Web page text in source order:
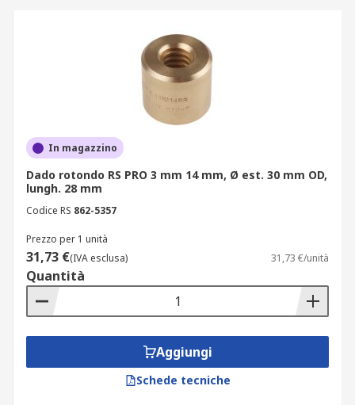
In magazzino
Dado rotondo RS PRO 3 mm 14 mm, Ø est. 30 mm OD,
lungh. 28 mm
Codice RS 862-5357
Prezzo per 1 unità
31,73 €(IVA esclusa) 31,73 €/unità
Quantità
Aggiungi
Schede tecniche